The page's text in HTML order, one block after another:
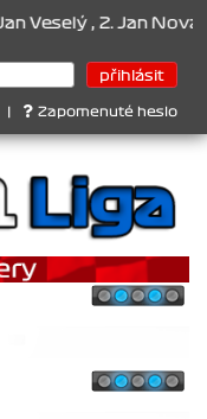
, 2. Jan Nováček , 3.
Zapomenuté heslo